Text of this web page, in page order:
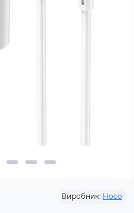
Виробник: Hoco